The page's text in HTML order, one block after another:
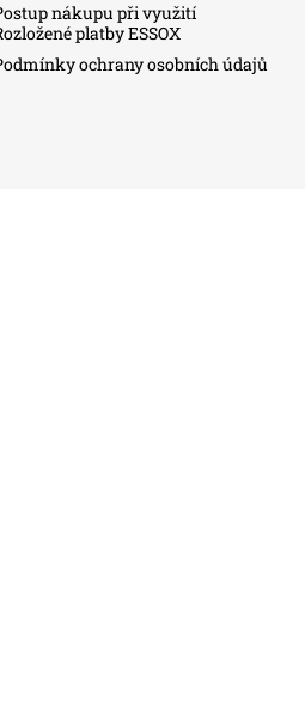
nákupu při využití
platby ESSOX
ochrany osobních údajů